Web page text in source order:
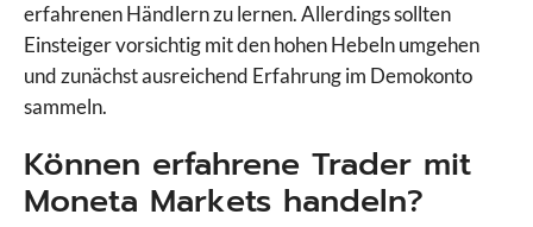
Capital.com
CapTrader
CMC Markets
Comdirect
Degiro
Deriv
Vergleiche Broker
erfahrenen Händlern zu lernen. Allerdings sollten
Einsteiger vorsichtig mit den hohen Hebeln umgehen
und zunächst ausreichend Erfahrung im Demokonto
sammeln.
Können erfahrene Trader mit
Moneta Markets handeln?